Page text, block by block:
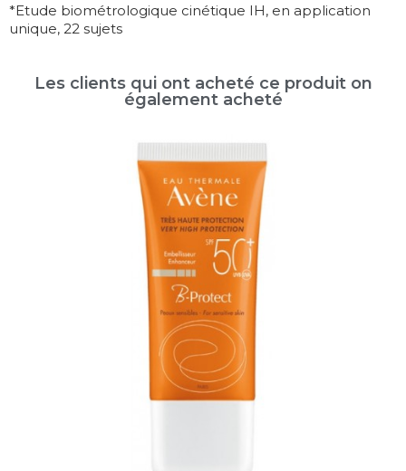
*Etude biométrologique cinétique IH, en application
unique, 22 sujets
Les clients qui ont acheté ce produit on
également acheté